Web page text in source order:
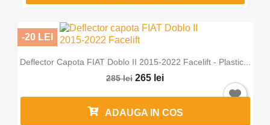
Deflector Capota FIAT Doblo II 2015-2022 Facelift - Plastic...
285 lei 265 lei
-20 LEI
ADAUGA IN COS
Intra in cont